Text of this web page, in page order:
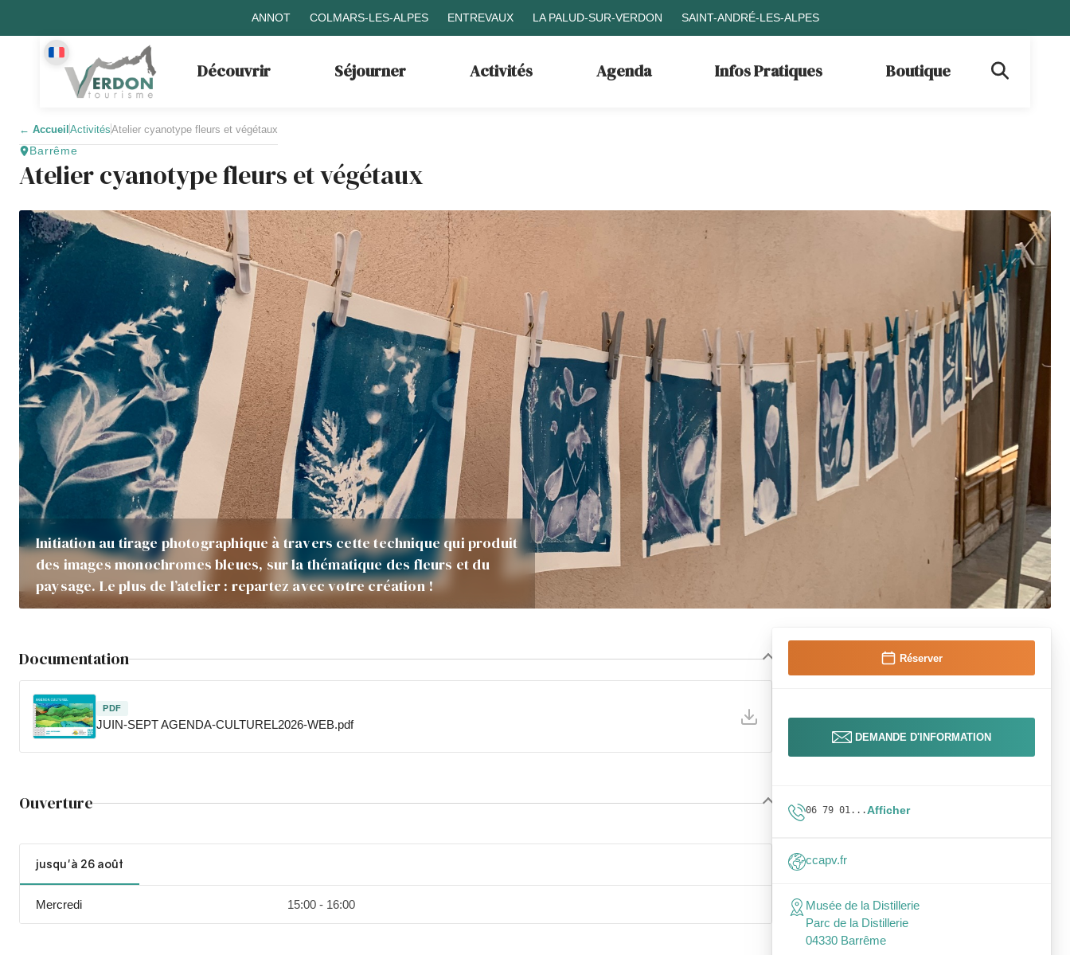
ANNOT COLMARS-LES-ALPES ENTREVAUX LA PALUD-SUR-VERDON SAINT-ANDRÉ-LES-ALPES
Découvrir Séjourner Activités Agenda Infos Pratiques Boutique
← AccueilActivitésAtelier cyanotype fleurs et végétaux
Barrême
Atelier cyanotype fleurs et végétaux
Initiation au tirage photographique à travers cette technique qui produit
des images monochromes bleues, sur la thématique des fleurs et du
paysage. Le plus de l’atelier : repartez avec votre création !
Documentation
PDF
JUIN-SEPT AGENDA-CULTUREL2026-WEB.pdf
Ouverture
jusqu'à 26 août
Mercredi 15:00 - 16:00
Réserver
DEMANDE D'INFORMATION
06 79 01...Afficher
ccapv.fr
Musée de la Distillerie
Parc de la Distillerie
04330 Barrême